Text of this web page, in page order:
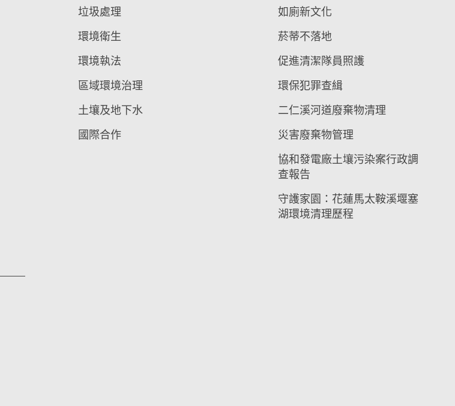
垃圾處理
環境衛生
環境執法
區域環境治理
土壤及地下水
國際合作
如廁新文化
菸蒂不落地
促進清潔隊員照護
環保犯罪查緝
二仁溪河道廢棄物清理
災害廢棄物管理
協和發電廠土壤污染案行政調
查報告
守護家園：花蓮馬太鞍溪堰塞
湖環境清理歷程